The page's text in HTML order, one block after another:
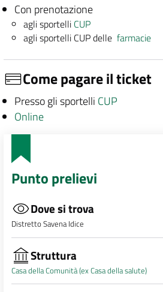
Con prenotazione
agli sportelli CUP
agli sportelli CUP dellefarmacie
Come pagare il ticket
Presso gli sportelli CUP
Online
Punto prelievi
Dove si trova
Distretto Savena Idice
Struttura
Casa della Comunità (ex Casa della salute)